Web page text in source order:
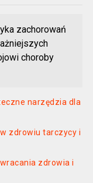
zachorowań
choroby
narzędzia dla
zdrowiu tarczycy i
zdrowia i